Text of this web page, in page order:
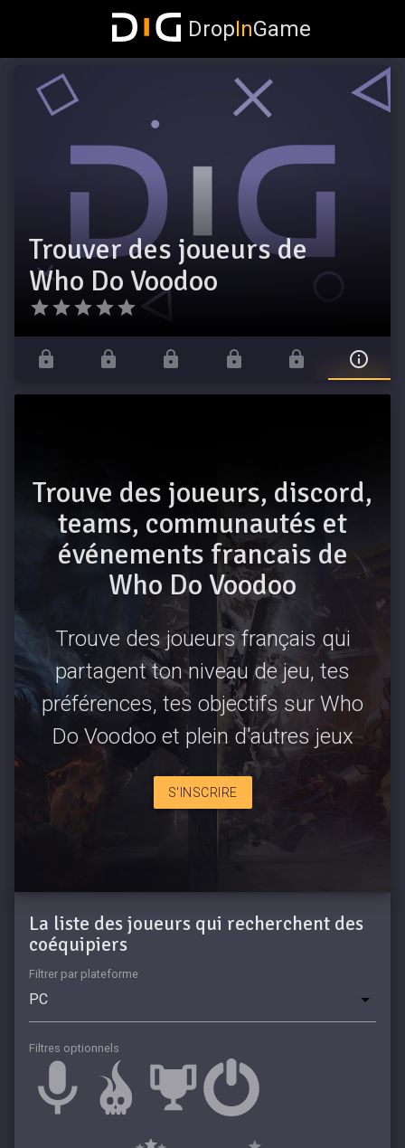
DropInGame
Trouver des joueurs de
Who Do Voodoo
Trouve des joueurs, discord,
teams, communautés et
événements francais de
Who Do Voodoo
Trouve des joueurs français qui
partagent ton niveau de jeu, tes
préférences, tes objectifs sur Who
Do Voodoo et plein d'autres jeux
S'INSCRIRE
La liste des joueurs qui recherchent des
coéquipiers
Filtrer par plateforme
Filtres optionnels